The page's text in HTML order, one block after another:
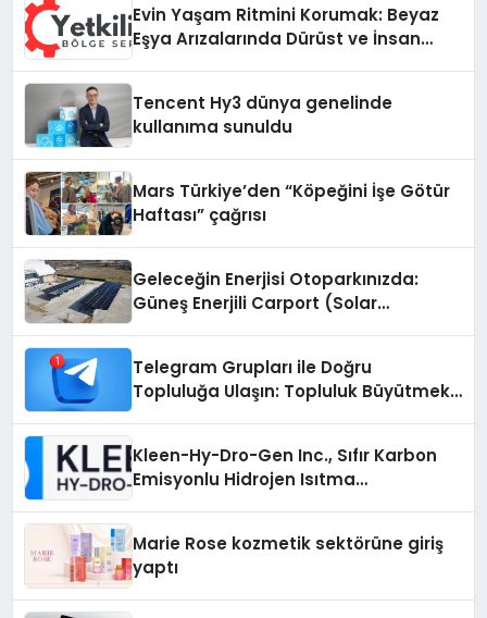
Evin Yaşam Ritmini Korumak: Beyaz
Eşya Arızalarında Dürüst ve İnsan
Tencent Hy3 dünya genelinde
kullanıma sunuldu
Mars Türkiye’den “Köpeğini İşe Götür
Haftası” çağrısı
Geleceğin Enerjisi Otoparkınızda:
Güneş Enerjili Carport (Solar
Telegram Grupları ile Doğru
Topluluğa Ulaşın: Topluluk Büyütmek
Kleen-Hy-Dro-Gen Inc., Sıfır Karbon
Emisyonlu Hidrojen Isıtma
Marie Rose kozmetik sektörüne giriş
yaptı